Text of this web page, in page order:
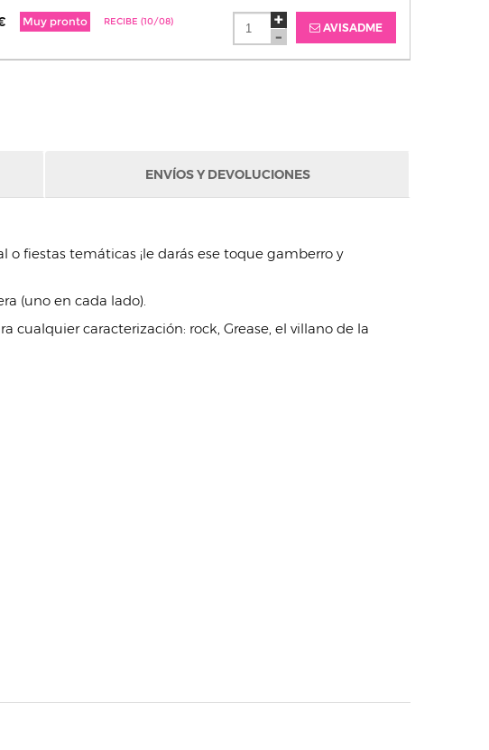
Muy pronto RECIBE (10/08) AVISADME
ENVÍOS Y DEVOLUCIONES
fiestas temáticas ¡le darás ese toque gamberro y
(uno en cada lado).
cualquier caracterización: rock, Grease, el villano de la